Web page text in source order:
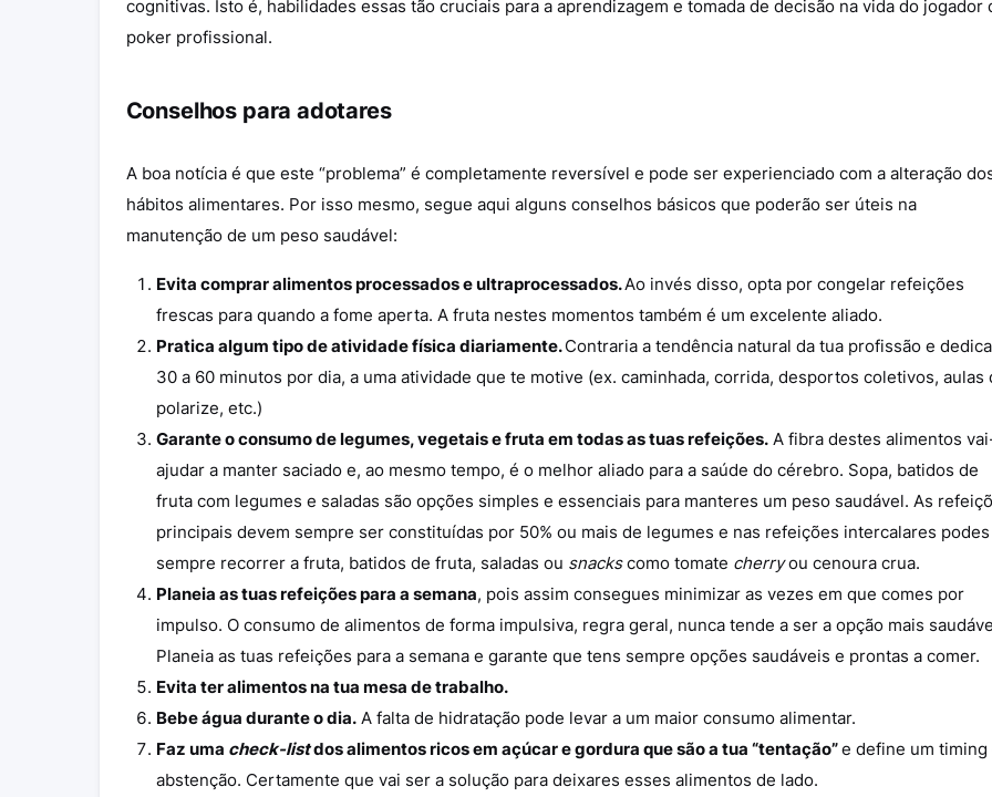
cognitivas. Isto é, habilidades essas tão cruciais para a aprendizagem e tomada de decisão na vida do jogador
poker profissional.
Conselhos para adotares
A boa notícia é que este “problema” é completamente reversível e pode ser experienciado com a alteração
hábitos alimentares. Por isso mesmo, segue aqui alguns conselhos básicos que poderão ser úteis na
manutenção de um peso saudável:
Evita comprar alimentos processados e ultraprocessados.Ao invés disso, opta por congelar refeições
frescas para quando a fome aperta. A fruta nestes momentos também é um excelente aliado.
Pratica algum tipo de atividade física diariamente.Contraria a tendência natural da tua profissão e dedica
30 a 60 minutos por dia, a uma atividade que te motive (ex. caminhada, corrida, desportos coletivos, aulas
polarize, etc.)
Garante o consumo de legumes, vegetais e fruta em todas as tuas refeições.A fibra destes alimentos
ajudar a manter saciado e, ao mesmo tempo, é o melhor aliado para a saúde do cérebro. Sopa, batidos de
fruta com legumes e saladas são opções simples e essenciais para manteres um peso saudável. As
principais devem sempre ser constituídas por 50% ou mais de legumes e nas refeições intercalares podes
sempre recorrer a fruta, batidos de fruta, saladas ou snackscomo tomate cherryou cenoura crua.
Planeia as tuas refeições para a semana, pois assim consegues minimizar as vezes em que comes por
impulso. O consumo de alimentos de forma impulsiva, regra geral, nunca tende a ser a opção mais
Planeia as tuas refeições para a semana e garante que tens sempre opções saudáveis e prontas a comer.
Evita ter alimentos na tua mesa de trabalho.
Bebe água durante o dia.A falta de hidratação pode levar a um maior consumo alimentar.
Faz uma check-listdos alimentos ricos em açúcar e gordura que são a tua “tentação”e define um timing
abstenção. Certamente que vai ser a solução para deixares esses alimentos de lado.